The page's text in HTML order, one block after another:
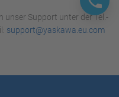
unser Support unter der Tel.-
support@yaskawa.eu.com